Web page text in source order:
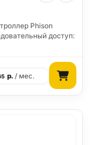
Phison
доступ:
р./ мес.